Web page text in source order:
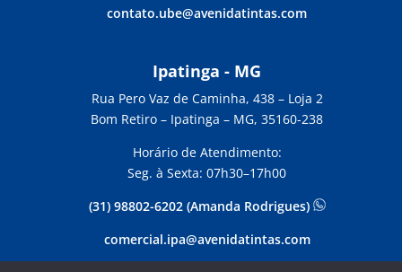
contato.ube@avenidatintas.com
Ipatinga - MG
Rua Pero Vaz de Caminha, 438 – Loja 2
Bom Retiro – Ipatinga – MG, 35160-238
Horário de Atendimento:
Seg. à Sexta: 07h30–17h00
(31) 98802-6202 (Amanda Rodrigues)
comercial.ipa@avenidatintas.com